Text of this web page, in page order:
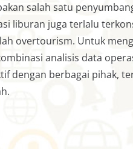
salah satu
liburan juga terlalu
overtourism. Untuk
analisis data
dengan berbagai pihak,